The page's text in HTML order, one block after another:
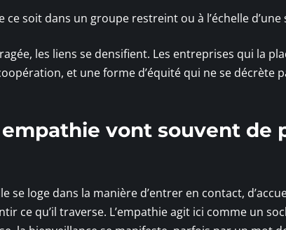
soit dans un groupe restreint ou à l’échelle d’une
les liens se densifient. Les entreprises qui la
et une forme d’équité qui ne se décrète
vont souvent de
se loge dans la manière d’entrer en contact,
ce qu’il traverse. L’empathie agit ici comme un